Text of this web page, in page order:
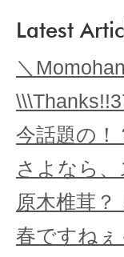
Latest
＼
今話題の！
さよなら
原木椎茸？
春ですねぇ